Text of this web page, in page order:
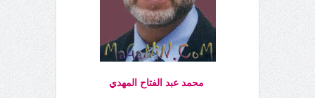
محمد عبد الفتاح المهدي